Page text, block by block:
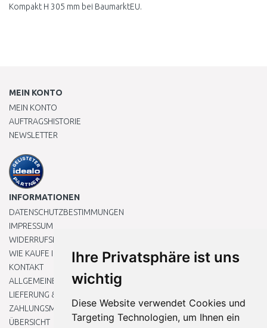
Ihre Privatsphäre ist uns
wichtig
Diese Website verwendet Cookies und
Targeting Technologien, um Ihnen ein
Kompakt H 305 mm bei BaumarktEU.
MEIN KONTO
MEIN KONTO
AUFTRAGSHISTORIE
NEWSLETTER
INFORMATIONEN
DATENSCHUTZBESTIMMUNGEN
IMPRESSUM
WIDERRUFSRECHT
WIE KAUFE ICH EIN?
KONTAKT
ALLGEMEINEN GESCHÄFTSBEDINGUNGEN
LIEFERUNG & ZAHLUNG
ZAHLUNGSMETHODEN
ÜBERSICHT